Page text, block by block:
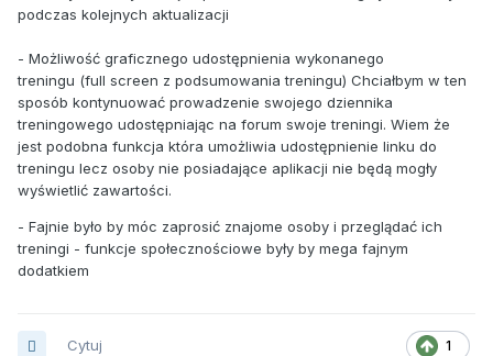
podczas kolejnych aktualizacji
- Możliwość graficznego udostępnienia wykonanego
treningu (full screen z podsumowania treningu) Chciałbym w ten
sposób kontynuować prowadzenie swojego dziennika
treningowego udostępniając na forum swoje treningi. Wiem że
jest podobna funkcja która umożliwia udostępnienie linku do
treningu lecz osoby nie posiadające aplikacji nie będą mogły
wyświetlić zawartości.
- Fajnie było by móc zaprosić znajome osoby i przeglądać ich
treningi - funkcje społecznościowe były by mega fajnym
dodatkiem
1
Cytuj